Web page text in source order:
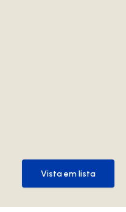
Vista em lista
Vista em lista